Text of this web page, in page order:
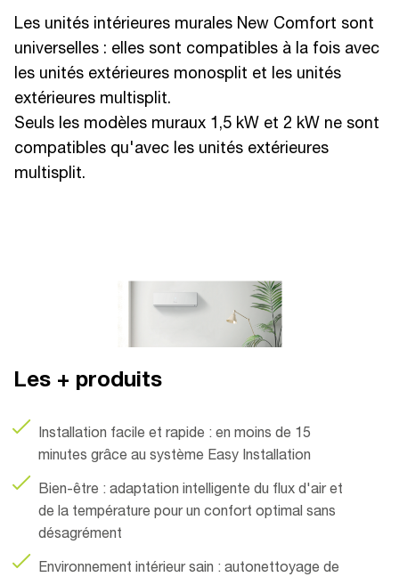
Les unités intérieures murales New Comfort sont
universelles : elles sont compatibles à la fois avec
les unités extérieures monosplit et les unités
extérieures multisplit.
Seuls les modèles muraux 1,5 kW et 2 kW ne sont
compatibles qu'avec les unités extérieures
multisplit.
Les + produits
Installation facile et rapide : en moins de 15
minutes grâce au système Easy Installation
Bien-être : adaptation intelligente du flux d'air et
de la température pour un confort optimal sans
désagrément
Environnement intérieur sain : autonettoyage de